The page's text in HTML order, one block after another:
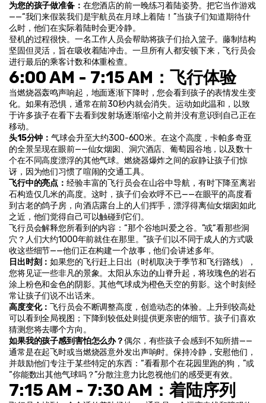
为您的孩子做准备： 在您酒店的前一晚练习着陆姿势。把它当作游戏
——“我们来假装我们是宇航员在月球上着陆！”当孩子们知道期待什
么时，他们在实际着陆时会更冷静。
登机的过程很快。一名工作人员会帮助将孩子们抬入篮子。藤制结构
坚固但灵活，旨在吸收着陆冲击。一旦所有人都安顿下来，飞行员会
进行最后的乘客计数和体重检查。
6:00 AM - 7:15 AM：飞行体验
当燃烧器轰鸣声响起，地面逐渐下降时，您会看到孩子的表情发生变
化。如果有恐惧，通常在前30秒内就会消失。运动如此温和，以致
于许多孩子在看下去看到发射场逐渐缩小之前并没有意识到自己正在
移动。
头15分钟：气球会升至大约300-600米。在这个高度，卡帕多奇亚
的全景呈现在眼前——仙女烟囱、洞穴酒店、葡萄园谷地，以及数十
个在不同高度漂浮的其他气球。燃烧器爆炸之间的寂静让孩子们惊
讶，因为他们习惯了喧闹的交通工具。
飞行中的亮点：经验丰富的飞行员会在山谷中导航，有时下降至离岩
石构造仅几米的高度。这时，孩子们会欢呼不已——在眼平的高度看
到古老的鸽子房，向酒店露台上的人们挥手，漂浮得离仙女烟囱如此
之近，他们觉得自己可以触碰到它们。
飞行员会解释您所看到的内容：“那个谷地叫爱之谷。”或“看那些洞
穴？人们大约1000年前就住在那里。”孩子们以不同于成人的方式吸
收这些细节——他们正在构建一个故事，他们会讲述多年。
日出时刻：如果您的飞行赶上日出（时机取决于季节和飞行路线），
您将见证一些非凡的景象。太阳从东边的山脊升起，将玫瑰色的岩石
涂上粉色和金色的阴影。其他气球成为橙色天空的剪影。这个时刻经
常让孩子们说不出话来。
高度变化：飞行员会不断调整高度，创造动态的体验。上升到较高处
可以看到全局视图；下降到较低处则提供更亲密的细节。孩子们喜欢
猜测您将去哪个方向。
如果我的孩子感到害怕怎么办？偶尔，有些孩子会感到不知所措——
通常是在起飞时或当燃烧器意外发出声响时。保持冷静，安慰他们，
并鼓励他们专注于某些特定的东西：“看看那个在花园里跑的狗，”或
“你能数出其他气球吗？”分散注意力比忽视他们的感受更有效。
7:15 AM - 7:30 AM：着陆序列